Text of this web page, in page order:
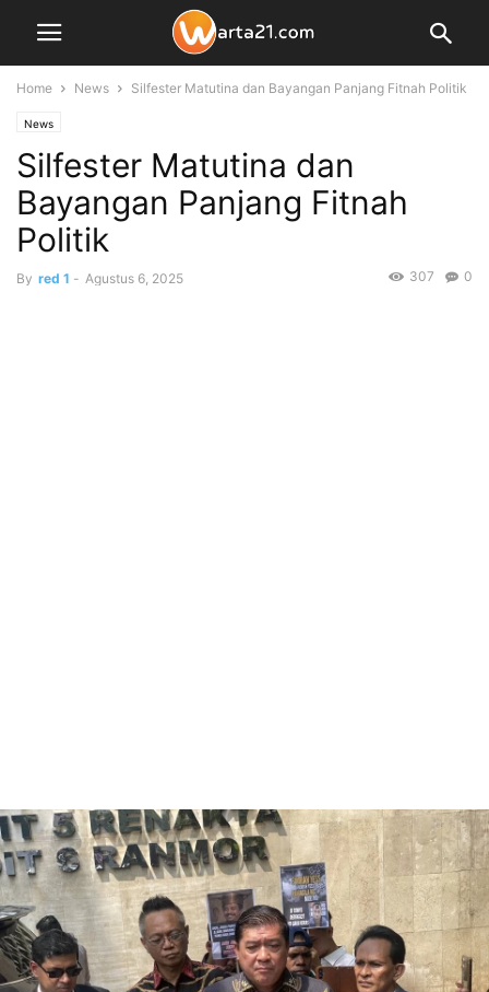
Home News Silfester Matutina dan Bayangan Panjang Fitnah Politik
News
Silfester Matutina dan
Bayangan Panjang Fitnah
Politik
By red 1 - Agustus 6, 2025 0
307